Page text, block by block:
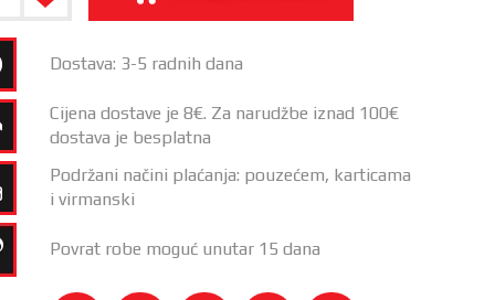
Dostava: 3-5 radnih dana
Cijena dostave je 8€. Za narudžbe iznad 100€
dostava je besplatna
Podržani načini plaćanja: pouzećem, karticama
i virmanski
Povrat robe moguć unutar 15 dana